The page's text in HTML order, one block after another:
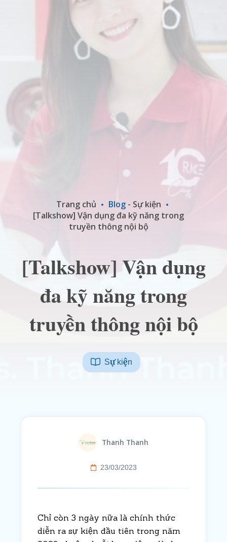
Trang chủ Blog - Sự kiện
[Talkshow] Vận dụng đa kỹ năng trong
truyền thông nội bộ
[Talkshow] Vận dụng
đa kỹ năng trong
truyền thông nội bộ
Sự kiện
Thanh Thanh
23/03/2023
Chỉ còn 3 ngày nữa là chính thức
diễn ra sự kiện đầu tiên trong năm